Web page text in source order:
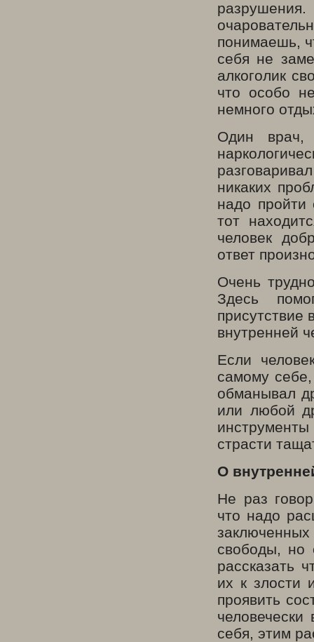
понимаешь,
себя не
алкоголик
что особо
немного
Один врач,
никаких
надо пройти
тот
человек
ответ
Очень
Здесь
присутствие
внутренней
Если
самому
обманывал
или любой
страсти
О
Не раз
что надо
свободы, но
рассказать
их к злости
проявить
себя, этим